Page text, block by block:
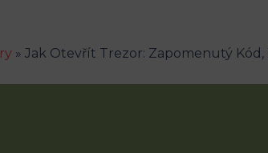
» Jak Otevřít Trezor: Zapomenutý Kód,